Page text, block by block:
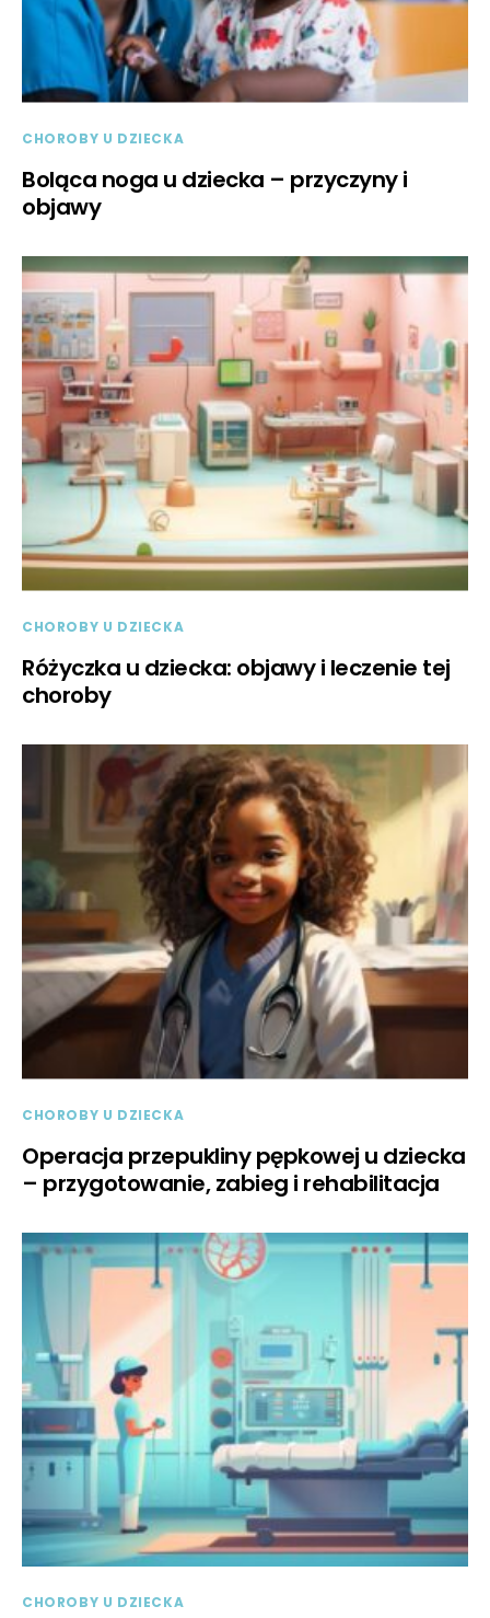
CHOROBY U DZIECKA
Boląca noga u dziecka – przyczyny i
objawy
CHOROBY U DZIECKA
Różyczka u dziecka: objawy i leczenie tej
choroby
CHOROBY U DZIECKA
Operacja przepukliny pępkowej u dziecka
– przygotowanie, zabieg i rehabilitacja
CHOROBY U DZIECKA